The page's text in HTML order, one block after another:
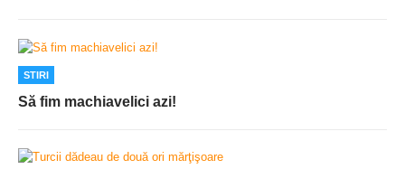
STIRI
Să fim machiavelici azi!